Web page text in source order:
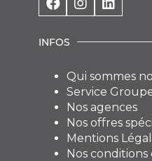
INFOS
Qui sommes
Service
Nos agences
Nos offres
Mentions
Nos